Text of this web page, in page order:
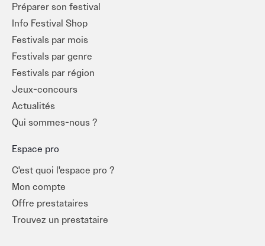
Préparer son festival
Info Festival Shop
Festivals par mois
Festivals par genre
Festivals par région
Jeux-concours
Actualités
Qui sommes-nous ?
Espace pro
C'est quoi l'espace pro ?
Mon compte
Offre prestataires
Trouvez un prestataire